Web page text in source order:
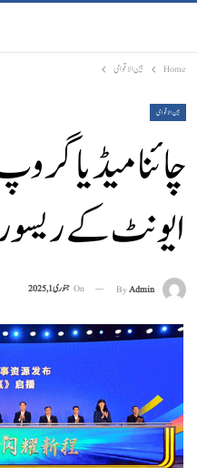
Home بین الاقوامی
بین الاقوامی
ایونٹ کے
ByAdmin
On جنوری 1, 2025